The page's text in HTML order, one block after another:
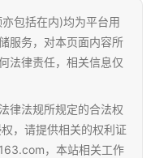
包括在内)均为平台用
服务，对本页面内容所
法律责任，相关信息仅
律法规所规定的合法权
，请提供相关的权利证
，本站相关工作